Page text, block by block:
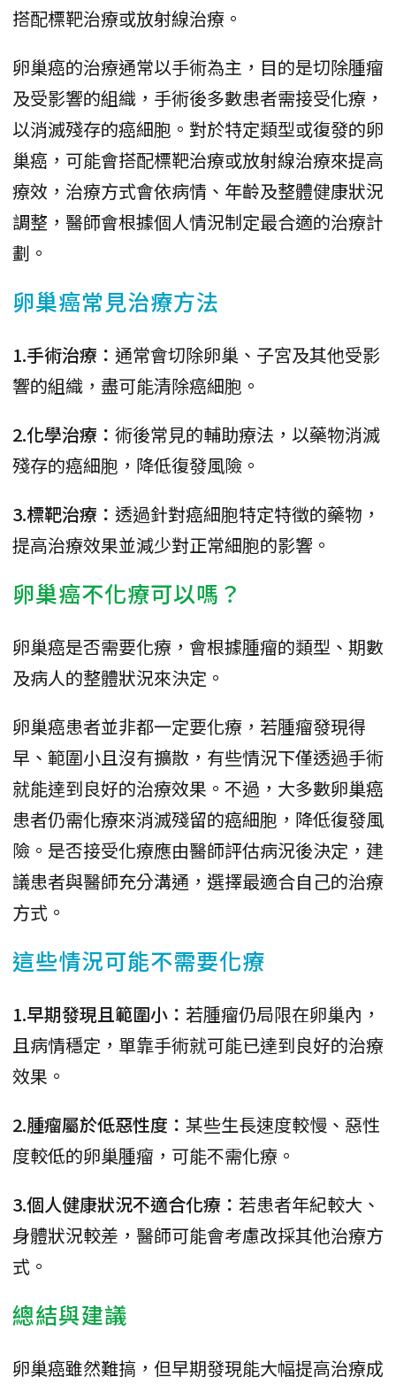
搭配標靶治療或放射線治療。
卵巢癌的治療通常以手術為主，目的是切除腫瘤
及受影響的組織，手術後多數患者需接受化療，
以消滅殘存的癌細胞。對於特定類型或復發的卵
巢癌，可能會搭配標靶治療或放射線治療來提高
療效，治療方式會依病情、年齡及整體健康狀況
調整，醫師會根據個人情況制定最合適的治療計
劃。
卵巢癌常見治療方法
1.手術治療： 通常會切除卵巢、子宮及其他受影
響的組織，盡可能清除癌細胞。
2.化學治療： 術後常見的輔助療法，以藥物消滅
殘存的癌細胞，降低復發風險。
3.標靶治療： 透過針對癌細胞特定特徵的藥物，
提高治療效果並減少對正常細胞的影響。
卵巢癌不化療可以嗎？
卵巢癌是否需要化療，會根據腫瘤的類型、期數
及病人的整體狀況來決定。
卵巢癌患者並非都一定要化療，若腫瘤發現得
早、範圍小且沒有擴散，有些情況下僅透過手術
就能達到良好的治療效果。不過，大多數卵巢癌
患者仍需化療來消滅殘留的癌細胞，降低復發風
險。是否接受化療應由醫師評估病況後決定，建
議患者與醫師充分溝通，選擇最適合自己的治療
方式。
這些情況可能不需要化療
1.早期發現且範圍小： 若腫瘤仍局限在卵巢內，
且病情穩定，單靠手術就可能已達到良好的治療
效果。
2.腫瘤屬於低惡性度： 某些生長速度較慢、惡性
度較低的卵巢腫瘤，可能不需化療。
3.個人健康狀況不適合化療： 若患者年紀較大、
身體狀況較差，醫師可能會考慮改採其他治療方
式。
總結與建議
卵巢癌雖然難搞，但早期發現能大幅提高治療成